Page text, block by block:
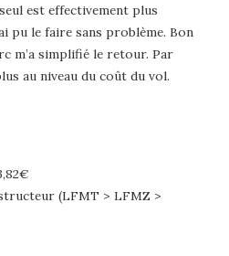
est effectivement plus
pu le faire sans problème. Bon
m’a simplifié le retour. Par
au niveau du coût du vol.
(LFMT > LFMZ >